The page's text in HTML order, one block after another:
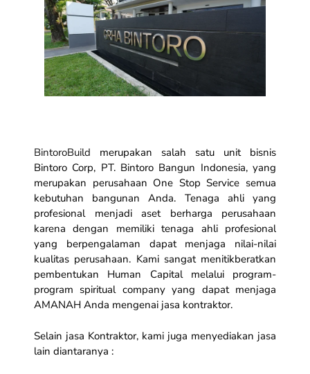
BintoroBuild merupakan salah satu unit bisnis
Bintoro Corp, PT. Bintoro Bangun Indonesia, yang
merupakan perusahaan One Stop Service semua
kebutuhan bangunan Anda. Tenaga ahli yang
profesional menjadi aset berharga perusahaan
karena dengan memiliki tenaga ahli profesional
yang berpengalaman dapat menjaga nilai-nilai
kualitas perusahaan. Kami sangat menitikberatkan
pembentukan Human Capital melalui program-
program spiritual company yang dapat menjaga
AMANAH Anda mengenai jasa kontraktor.
Selain jasa Kontraktor, kami juga menyediakan jasa
lain diantaranya :